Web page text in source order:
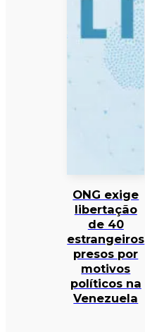
ONG exige
libertação
de 40
estrangeiros
presos por
motivos
políticos na
Venezuela